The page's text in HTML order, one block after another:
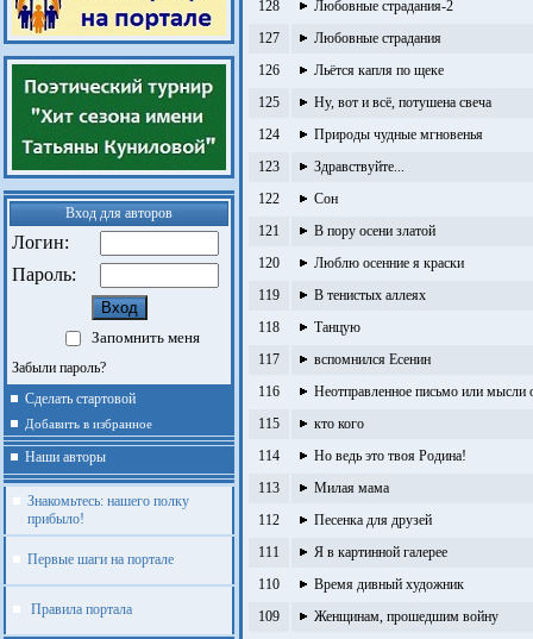
Вход для авторов
Логин:
Пароль:
Запомнить меня
Забыли пароль?
Сделать стартовой
Добавить в избранное
Наши авторы
Знакомьтесь: нашего полку
прибыло!
Первые шаги на портале
Правила портала
128
Любовные страдания-2
127
Любовные страдания
126
Льётся капля по щеке
125
Ну, вот и всё, потушена свеча
124
Природы чудные мгновенья
123
Здравствуйте...
122
Сон
121
В пору осени златой
120
Люблю осенние я краски
119
В тенистых аллеях
118
Танцую
117
вспомнился Есенин
116
Неотправленное письмо или мысли
115
кто кого
114
Но ведь это твоя Родина!
113
Милая мама
112
Песенка для друзей
111
Я в картинной галерее
110
Время дивный художник
109
Женщинам, прошедшим войну